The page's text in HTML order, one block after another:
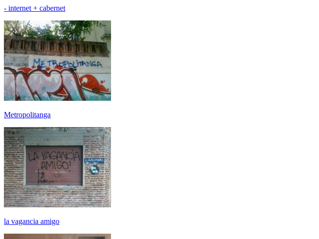
- internet + cabernet
Metropolitanga
la vagancia amigo